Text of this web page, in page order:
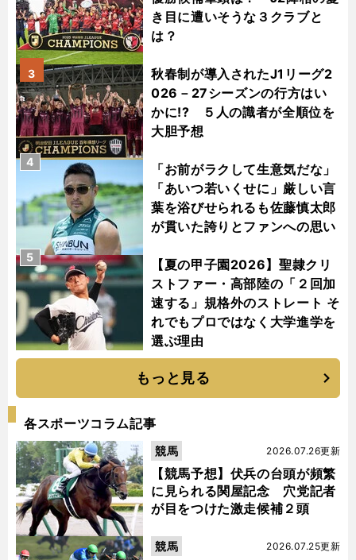
き目に遭いそうな３クラブと
は？
秋春制が導入されたJ1リーグ2
026－27シーズンの行方はい
かに!? ５人の識者が全順位を
大胆予想
3
「お前がラクして生意気だな」
「あいつ若いくせに」厳しい言
葉を浴びせられるも佐藤慎太郎
が貫いた誇りとファンへの思い
4
【夏の甲子園2026】聖隷クリ
ストファー・高部陸の「２回加
速する」規格外のストレート そ
れでもプロではなく大学進学を
選ぶ理由
5
もっと見る
各スポーツコラム記事
【競馬予想】伏兵の台頭が頻繁
に見られる関屋記念 穴党記者
が目をつけた激走候補２頭
2026.07.26更新
競馬
2026.07.25更新
競馬